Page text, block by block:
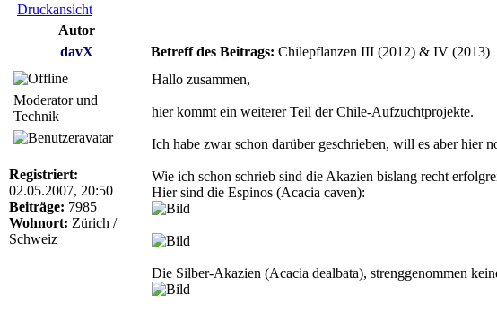
Druckansicht
Autor
davX
Betreff des Beitrags: Chilepflanzen III (2012) & IV (2013)
Moderator und
Technik
Registriert:
02.05.2007, 20:50
Beiträge: 7985
Wohnort: Zürich /
Schweiz
Hallo zusammen,
hier kommt ein weiterer Teil der Chile-Aufzuchtprojekte.
Ich habe zwar schon darüber geschrieben, will es aber hier
Wie ich schon schrieb sind die Akazien bislang recht
Hier sind die Espinos (Acacia caven):
Die Silber-Akazien (Acacia dealbata), strenggenommen